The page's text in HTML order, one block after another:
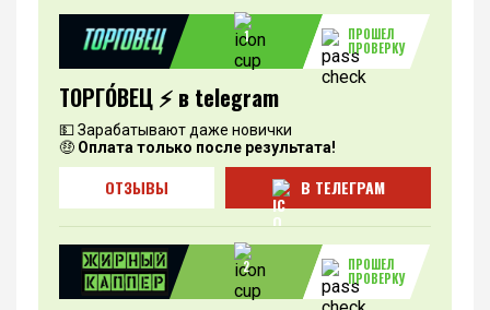
1
ПРОШЕЛ
ПРОВЕРКУ
ТОРГО́ВЕЦ ⚡️ в telegram
💵 Зарабатывают даже новички
🤑 Оплата только после результата!
ОТЗЫВЫ В ТЕЛЕГРАМ
2
ПРОШЕЛ
ПРОВЕРКУ